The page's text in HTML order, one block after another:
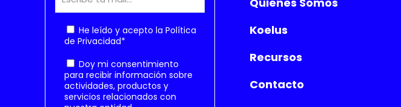
He leído y acepto laPolítica
de Privacidad*
Doy mi consentimiento
para recibir información sobre
actividades, productos y
servicios relacionados con
Koelus
Recursos
Contacto